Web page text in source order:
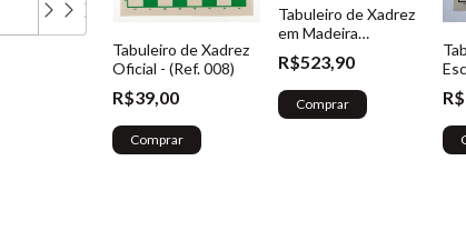
Tabuleiro de Xadrez
Oficial - (Ref. 008)
R$39,00
Comprar
Tabuleiro de Xadrez
em Madeira
Marchetado - (Ref.
015)
R$523,90
Comprar